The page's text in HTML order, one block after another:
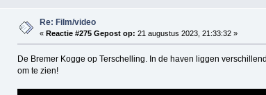
Re: Film/video
«Reactie #275 Gepost op: 21 augustus 2023, 21:33:32 »
De Bremer Kogge op Terschelling. In de haven liggen
om te zien!